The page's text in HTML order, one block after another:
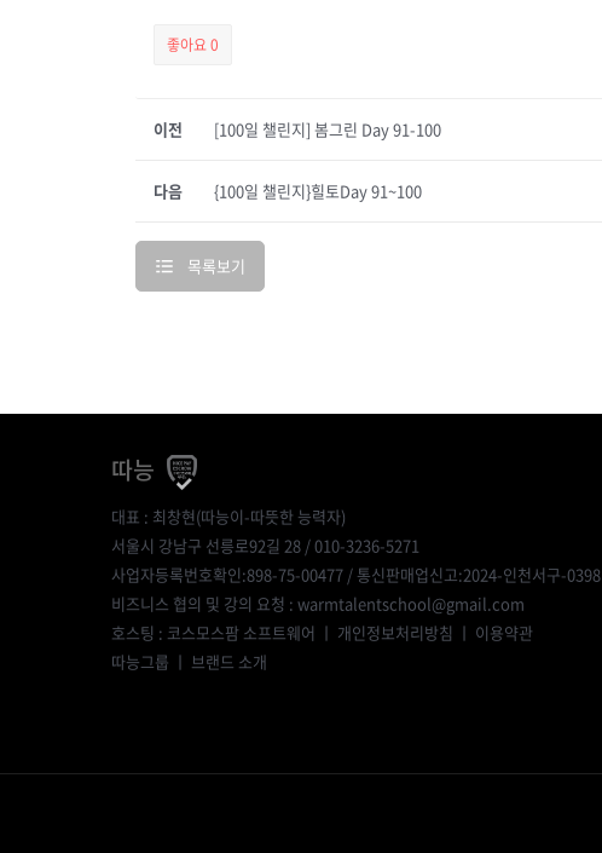
좋아요0
이전 [100일 챌린지] 봄그린 Day 91-100
{100일 챌린지}힐토Day 91~100
다음
목록보기
따능
대표 : 최창현(따능이-따뜻한 능력자)
서울시 강남구 선릉로92길 28 / 010-3236-5271
사업자등록번호확인:898-75-00477 / 통신판매업신고:2024-인천서구-0398
비즈니스 협의 및 강의 요청 : warmtalentschool@gmail.com
호스팅 : 코스모스팜 소프트웨어 ㅣ 개인정보처리방침 ㅣ 이용약관
따능그룹 ㅣ 브랜드 소개